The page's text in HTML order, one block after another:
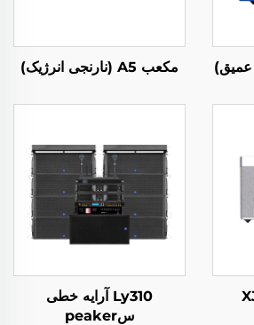
مکعب A5 (نارنجی انرژیک)
Ly310 آرایه خطی
سpeaker